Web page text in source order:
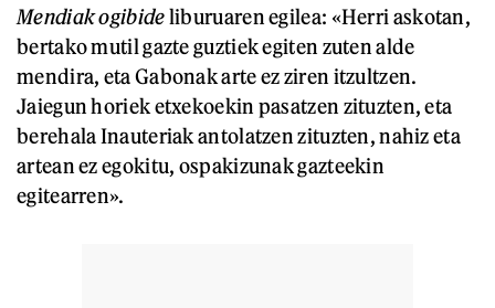
Mendiak ogibideliburuaren egilea: «Herri askotan,
bertako mutil gazte guztiek egiten zuten alde
mendira, eta Gabonak arte ez ziren itzultzen.
Jaiegun horiek etxekoekin pasatzen zituzten, eta
berehala Inauteriak antolatzen zituzten, nahiz eta
artean ez egokitu, ospakizunak gazteekin
egitearren».